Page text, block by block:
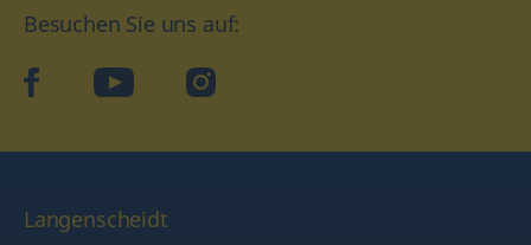
Besuchen Sie uns auf:
facebook YouTube Instagram
Langenscheidt